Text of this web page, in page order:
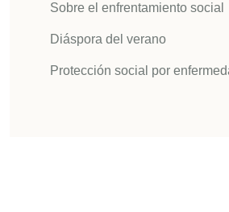
Sobre el enfrentamiento social
Diáspora del verano
Protección social por